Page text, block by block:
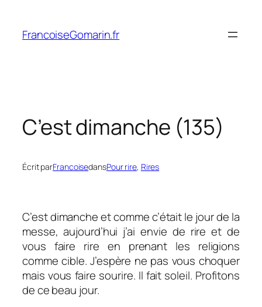
contenu
FrancoiseGomarin.fr
C’est dimanche (135)
Écrit parFrancoisedansPour rire, Rires
C’est dimanche et comme c’était le jour de la
messe, aujourd’hui j’ai envie de rire et de
vous faire rire en prenant les religions
comme cible. J’espère ne pas vous choquer
mais vous faire sourire. Il fait soleil. Profitons
de ce beau jour.